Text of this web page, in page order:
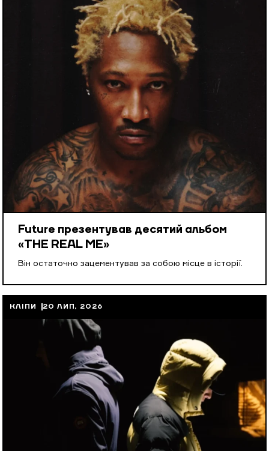
Future презентував десятий альбом
«THE REAL ME»
Він остаточно зацементував за собою місце в історії.
КЛІПИ 20 ЛИП, 2026